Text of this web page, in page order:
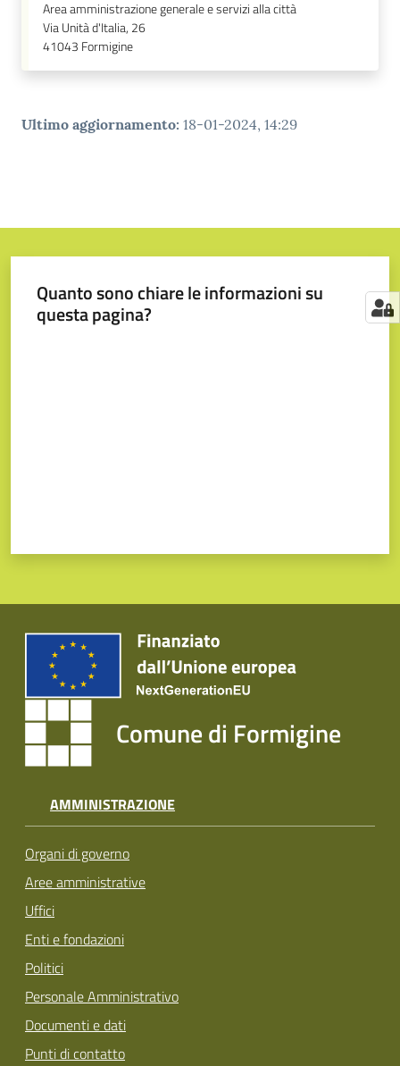
Area amministrazione generale e servizi alla città
Via Unità d'Italia, 26
41043 Formigine
Ultimo aggiornamento: 18-01-2024, 14:29
Quanto sono chiare le informazioni su
questa pagina?
Comune di Formigine
AMMINISTRAZIONE
Organi di governo
Aree amministrative
Uffici
Enti e fondazioni
Politici
Personale Amministrativo
Documenti e dati
Punti di contatto